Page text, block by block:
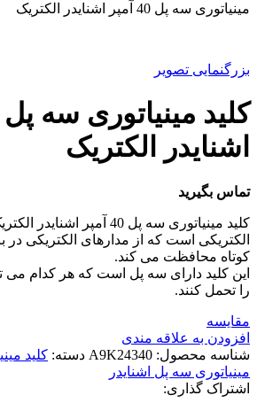
مينياتوری سه پل 40 آمپر اشنایدر الکتریک
بزرگنمایی تصویر
اشنایدر الکتریک
تماس بگیرید
کلید مینیاتوری سه پل 40
الکتریکی است که از مدارهای الکتریکی در
کوتاه محافظت می کند.
را تحمل کنند.
مقایسه
افزودن به علاقه مندی
شناسه محصول: A9K24340 دسته: کلید
مینیاتوری سه پل اشنایدر
اشتراک گذاری: